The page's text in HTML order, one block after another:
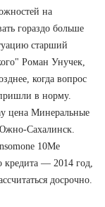
на
гораздо больше
старший
Роман Унучек,
когда вопрос
в норму.
цена Минеральные
Сахалинск.
10Me
кредита — 2014 год,
досрочно.